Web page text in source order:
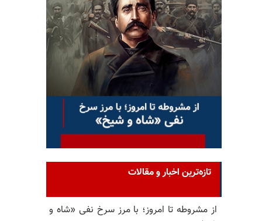
تازه‌ترین اخبار و مقالات
از مشروطه تا امروز؛ با مرز سرخ نفی «شاه و